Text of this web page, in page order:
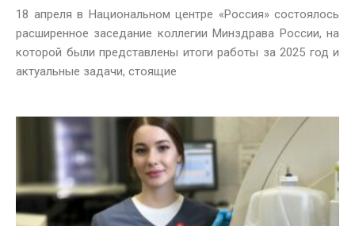
18 апреля в Национальном центре «Россия» состоялось
расширенное заседание коллегии Минздрава России, на
которой были представлены итоги работы за 2025 год и
актуальные задачи, стоящие